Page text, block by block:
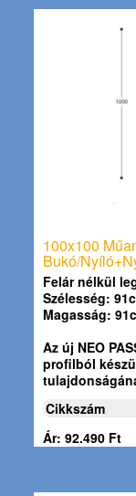
100x100
Bukó/
Felár nélkül
Szélesség:
Magasság:
Az új NEO
profilból
Cikkszám
Ár: 92.490 Ft